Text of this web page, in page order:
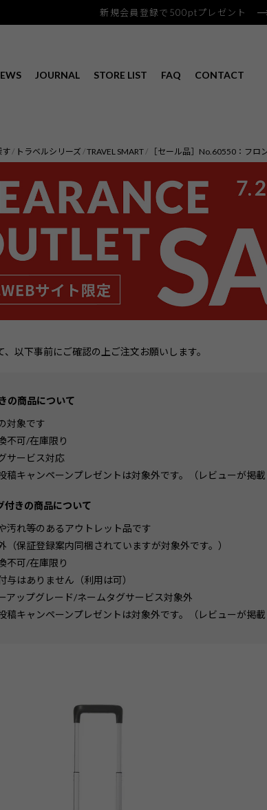
新規会員登録で500ptプレゼント
JOURNAL STORE LIST FAQ CONTACT
す トラベルシリーズ TRAVEL SMART ［セール品］No.60550：フロ
以下事前にご確認の上ご注文お願いします。
の商品について
対象です
不可/在庫限り
サービス対応
稿キャンペーンプレゼントは対象外です。（レビューが掲
付きの商品について
汚れ等のあるアウトレット品です
（保証登録案内同梱されていますが対象外です。）
不可/在庫限り
与はありません（利用は可）
アップグレード/ネームタグサービス対象外
稿キャンペーンプレゼントは対象外です。（レビューが掲